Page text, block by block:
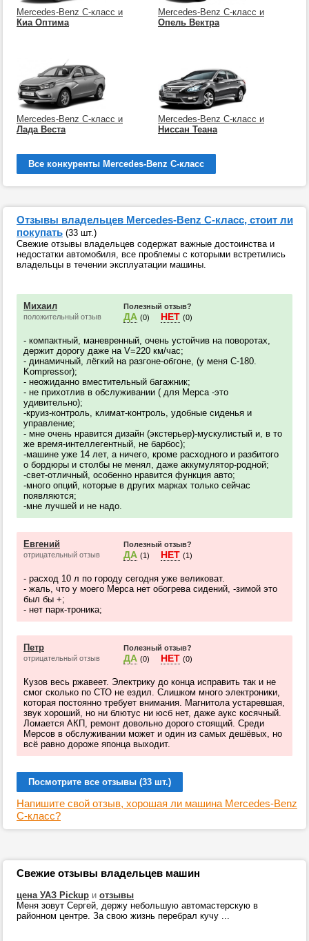
Mercedes-Benz C-класс и
Киа Оптима
Mercedes-Benz C-класс и
Опель Вектра
Mercedes-Benz C-класс и
Лада Веста
Mercedes-Benz C-класс и
Ниссан Теана
Все конкуренты Mercedes-Benz C-класс
Отзывы владельцев Mercedes-Benz C-класс, стоит ли
покупать (33 шт.)
Свежие отзывы владельцев содержат важные достоинства и
недостатки автомобиля, все проблемы с которыми встретились
владельцы в течении эксплуатации машины.
Михаил
положительный отзыв
Полезный отзыв?
ДА (0) НЕТ (0)
- компактный, маневренный, очень устойчив на поворотах,
держит дорогу даже на V=220 км/час;
- динамичный, лёгкий на разгоне-обгоне, (у меня C-180.
Kompressor);
- неожиданно вместительный багажник;
- не прихотлив в обслуживании ( для Мерса -это
удивительно);
-круиз-контроль, климат-контроль, удобные сиденья и
управление;
- мне очень нравится дизайн (экстерьер)-мускулистый и, в то
же время-интеллегентный, не барбос);
-машине уже 14 лет, а ничего, кроме расходного и разбитого
о бордюры и столбы не менял, даже аккумулятор-родной;
-свет-отличный, особенно нравится функция авто;
-много опций, которые в других марках только сейчас
появляются;
-мне лучшей и не надо.
Евгений
отрицательный отзыв
Полезный отзыв?
ДА (1) НЕТ (1)
- расход 10 л по городу сегодня уже великоват.
- жаль, что у моего Мерса нет обогрева сидений, -зимой это
был бы +;
- нет парк-троника;
Петр
отрицательный отзыв
Полезный отзыв?
ДА (0) НЕТ (0)
Кузов весь ржавеет. Электрику до конца исправить так и не
смог сколько по СТО не ездил. Слишком много электроники,
которая постоянно требует внимания. Магнитола устаревшая,
звук хороший, но ни блютус ни юсб нет, даже аукс косячный.
Ломается АКП, ремонт довольно дорого стоящий. Среди
Мерсов в обслуживании может и один из самых дешёвых, но
всё равно дороже японца выходит.
Посмотрите все отзывы (33 шт.)
Напишите свой отзыв, хорошая ли машина Mercedes-Benz
C-класс?
Свежие отзывы владельцев машин
цена УАЗ Pickup и отзывы
Меня зовут Сергей, держу небольшую автомастерскую в
районном центре. За свою жизнь перебрал кучу ...